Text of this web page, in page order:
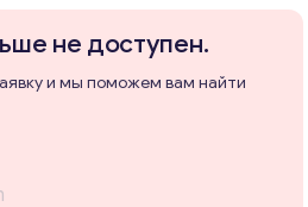
не доступен.
и мы поможем вам найти